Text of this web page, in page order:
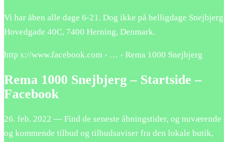
Vi har åben alle dage 6-21. Dog ikke på helligdage Snejbjerg
Hovedgade 40C, 7400 Herning, Denmark.
http s://www.facebook.com › … › Rema 1000 Snejbjerg
Rema 1000 Snejbjerg – Startside –
Facebook
26. feb. 2022 — Find de seneste åbningstider, og nuværende
og kommende tilbud og tilbudsaviser fra den lokale butik,